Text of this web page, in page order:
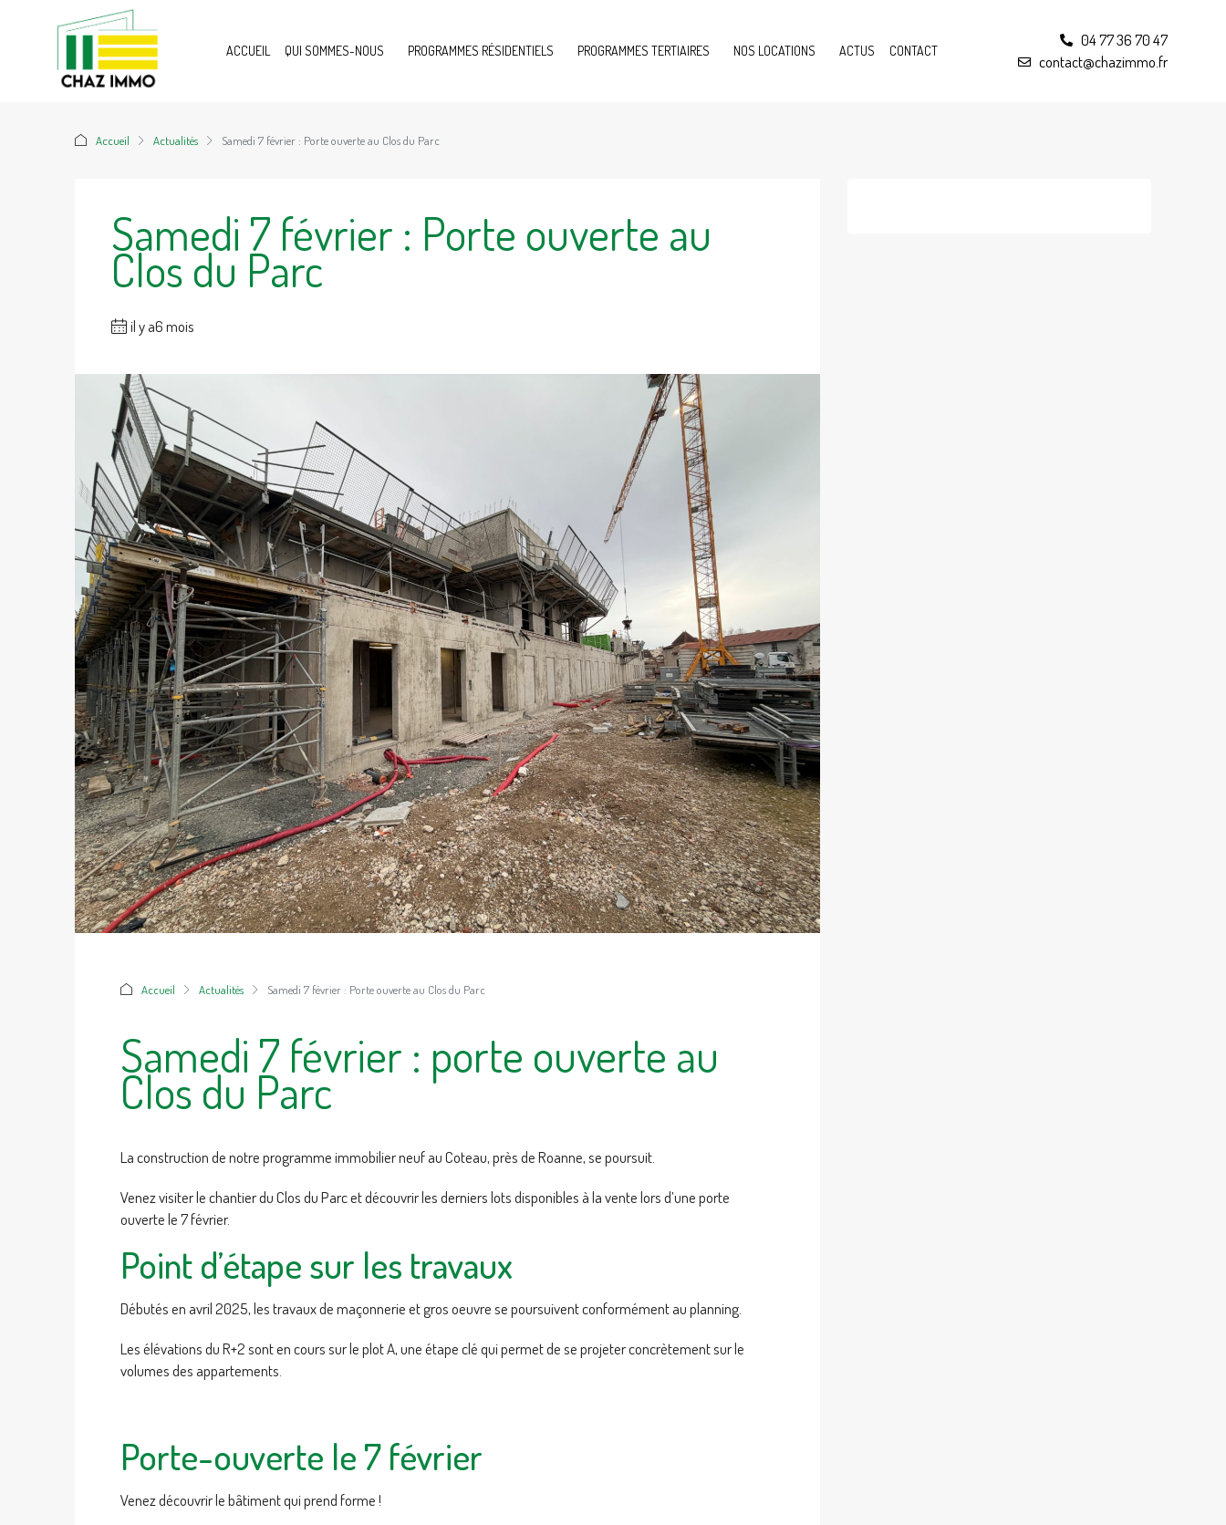
ACCUEIL QUI SOMMES-NOUS PROGRAMMES RÉSIDENTIELS PROGRAMMES TERTIAIRES NOS LOCATIONS ACTUS CONTACT
04 77 36 70 47
contact@chazimmo.fr
Accueil Actualités Samedi 7 février : Porte ouverte au Clos du Parc
Samedi 7 février : Porte ouverte au
Clos du Parc
il y a6 mois
Accueil Actualités Samedi 7 février : Porte ouverte au Clos du Parc
Samedi 7 février : porte ouverte au
Clos du Parc
La construction de notre programme immobilier neuf au Coteau, près de Roanne, se poursuit.
Venez visiter le chantier du Clos du Parc et découvrir les derniers lots disponibles à la vente lors d’une porte
ouverte le 7 février.
Point d’étape sur les travaux
Débutés en avril 2025, les travaux de maçonnerie et gros oeuvre se poursuivent conformément au planning.
Les élévations du R+2 sont en cours sur le plot A, une étape clé qui permet de se projeter concrètement sur le
volumes des appartements.
Porte-ouverte le 7 février
Venez découvrir le bâtiment qui prend forme !